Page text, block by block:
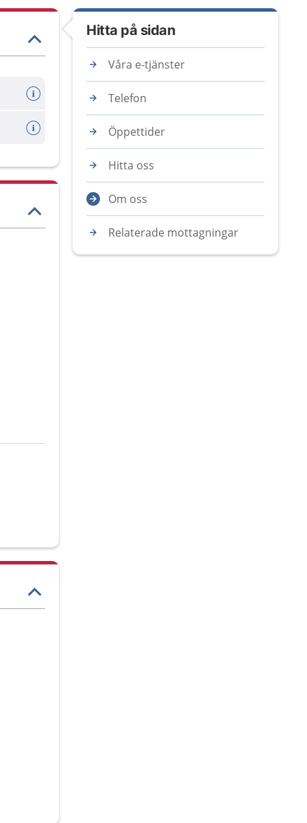
Hitta på sidan
Våra e-tjänster
Telefon
Öppettider
Hitta oss
Om oss
Relaterade mottagningar